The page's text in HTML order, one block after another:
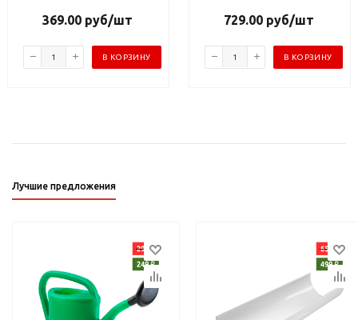
369.00руб/шт
В КОРЗИНУ
729.00руб/шт
В КОРЗИНУ
Лучшие предложения